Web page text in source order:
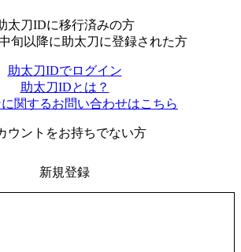
太刀IDに移行済みの方
旬以降に助太刀に登録された方
助太刀IDでログイン
助太刀IDとは？
関するお問い合わせはこちら
ウントをお持ちでない方
新規登録